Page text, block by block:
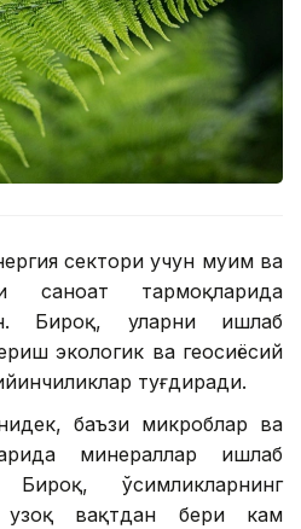
сектори учун муҳим ва
саноат тармоқларида
Бироқ, уларни ишлаб
экологик ва геосиёсий
туғдиради.
баъзи микроблар ва
минераллар ишлаб
ўсимликларнинг
узоқ вақтдан бери кам